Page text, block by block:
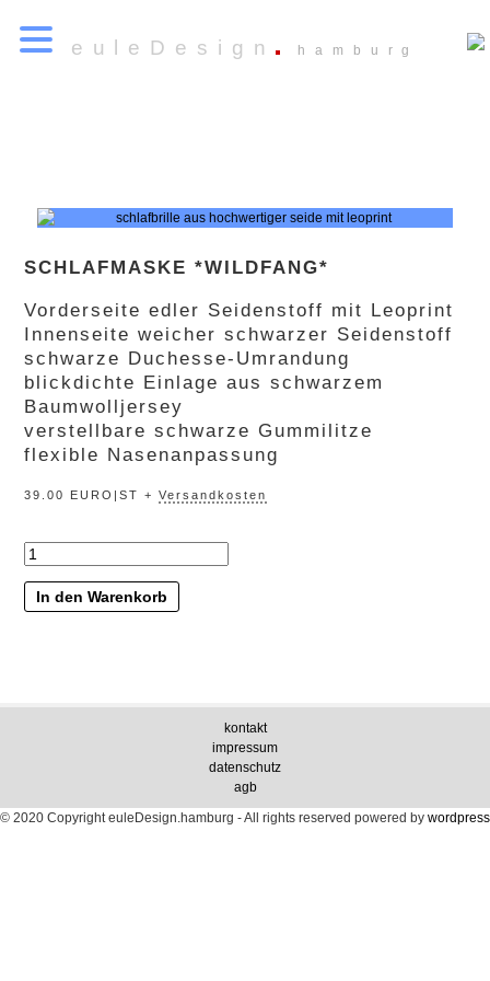
euleDesign hamburg
SCHLAFMASKE *WILDFANG*
Vorderseite edler Seidenstoff mit Leoprint
Innenseite weicher schwarzer Seidenstoff
schwarze Duchesse-Umrandung
blickdichte Einlage aus schwarzem
Baumwolljersey
verstellbare schwarze Gummilitze
flexible Nasenanpassung
39.00 EURO|ST +Versandkosten
Menge
In den Warenkorb
kontakt
impressum
datenschutz
agb
© 2020 Copyright euleDesign.hamburg - All rights reserved powered by wordpress